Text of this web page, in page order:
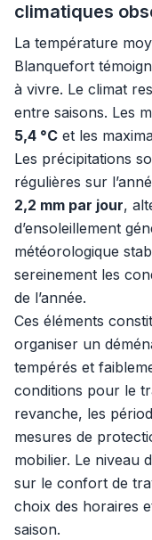
climatiques
La température
Blanquefort
à vivre. Le climat
entre saisons. Les
5,4 °C et les
Les précipitations
régulières sur
2,2 mm par jour,
d’ensoleillement
météorologique
sereinement les
de l’année.
Ces éléments
organiser un
tempérés et
conditions pour le
revanche, les
mesures de
mobilier. Le niveau
sur le confort de
choix des horaires
saison.